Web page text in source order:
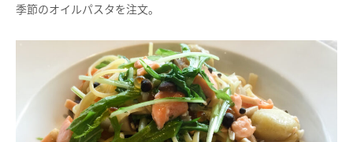
季節のオイルパスタを注文。